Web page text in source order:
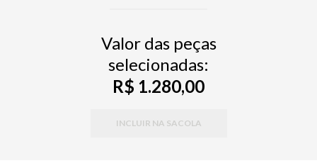
Valor das peças
selecionadas:
R$ 1.280,00
INCLUIR NA SACOLA